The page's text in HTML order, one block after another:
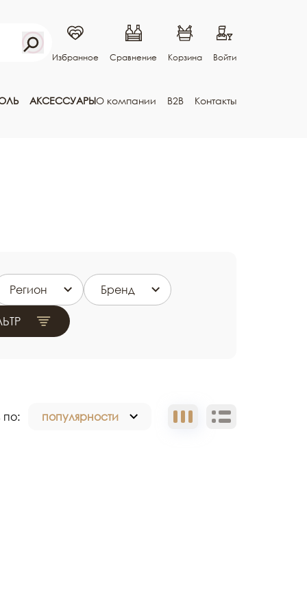
Избранное Сравнение Корзина Войти
АКСЕССУАРЫО компании B2B Контакты
Регион Бренд
по: популярности